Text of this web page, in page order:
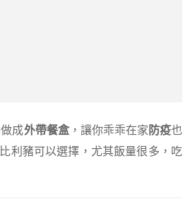
成外帶餐盒，讓你乖乖在家 防疫也
利豬可以選擇，尤其飯量很多，吃